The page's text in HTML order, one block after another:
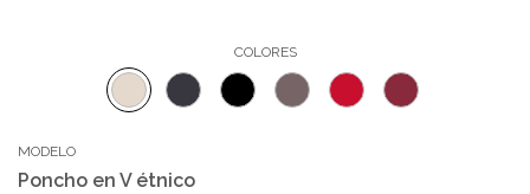
COLORES
MODELO
Poncho en V étnico